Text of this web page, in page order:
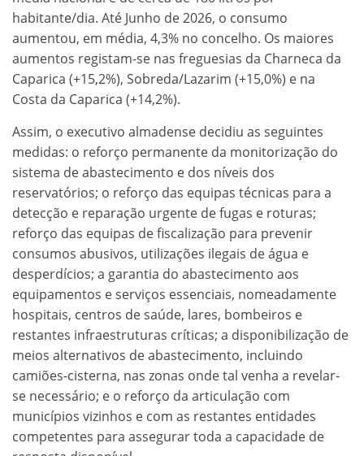
habitante/dia. Até Junho de 2026, o consumo
aumentou, em média, 4,3% no concelho. Os maiores
aumentos registam-se nas freguesias da Charneca da
Caparica (+15,2%), Sobreda/Lazarim (+15,0%) e na
Costa da Caparica (+14,2%).
Assim, o executivo almadense decidiu as seguintes
medidas: o reforço permanente da monitorização do
sistema de abastecimento e dos níveis dos
reservatórios; o reforço das equipas técnicas para a
detecção e reparação urgente de fugas e roturas;
reforço das equipas de fiscalização para prevenir
consumos abusivos, utilizações ilegais de água e
desperdícios; a garantia do abastecimento aos
equipamentos e serviços essenciais, nomeadamente
hospitais, centros de saúde, lares, bombeiros e
restantes infraestruturas críticas; a disponibilização de
meios alternativos de abastecimento, incluindo
camiões-cisterna, nas zonas onde tal venha a revelar-
se necessário; e o reforço da articulação com
municípios vizinhos e com as restantes entidades
competentes para assegurar toda a capacidade de